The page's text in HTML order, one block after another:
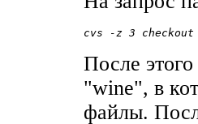
cvs -z 3 checkout
После
"wine", в
файлы.